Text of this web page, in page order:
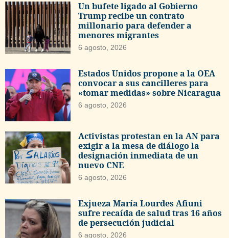
Un bufete ligado al Gobierno
Trump recibe un contrato
millonario para defender a
menores migrantes
6 agosto, 2026
Estados Unidos propone a la OEA
convocar a sus cancilleres para
«tomar medidas» sobre Nicaragua
6 agosto, 2026
Activistas protestan en la AN para
exigir a la mesa de diálogo la
designación inmediata de un
nuevo CNE
6 agosto, 2026
Exjueza María Lourdes Afiuni
sufre recaída de salud tras 16 años
de persecución judicial
6 agosto, 2026